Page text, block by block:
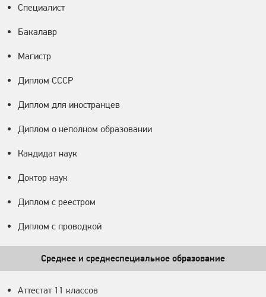
Специалист
Бакалавр
Магистр
Диплом СССР
Диплом для иностранцев
Диплом о неполном образовании
Кандидат наук
Доктор наук
Диплом с реестром
Диплом с проводкой
Среднее и среднеспециальное образование
Аттестат 11 классов